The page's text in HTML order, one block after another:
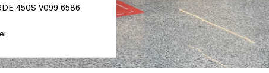
450S V099 6586